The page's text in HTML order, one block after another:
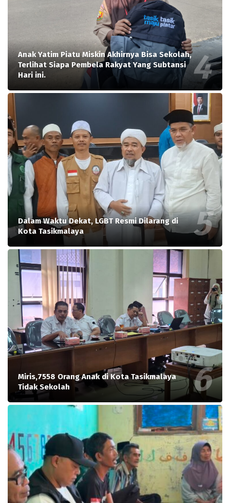
Anak Yatim Piatu Miskin Akhirnya Bisa Sekolah,
Terlihat Siapa Pembela Rakyat Yang Subtansi
Hari ini.
Dalam Waktu Dekat, LGBT Resmi Dilarang di
Kota Tasikmalaya
Miris,7558 Orang Anak di Kota Tasikmalaya
Tidak Sekolah